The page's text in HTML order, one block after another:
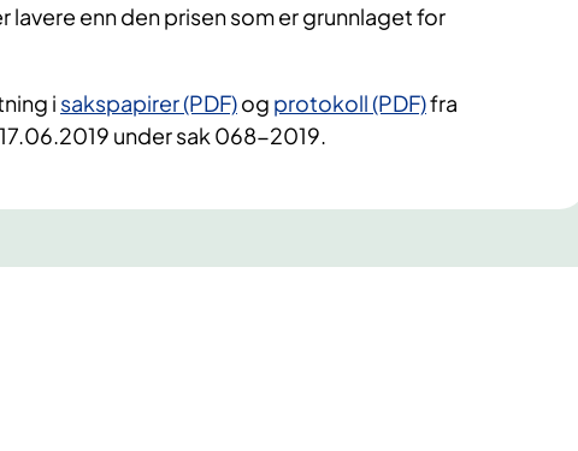
lavere enn den prisen som er grunnlaget for
i sakspapirer (PDF)og protokoll (PDF)fra
under sak 068-2019.